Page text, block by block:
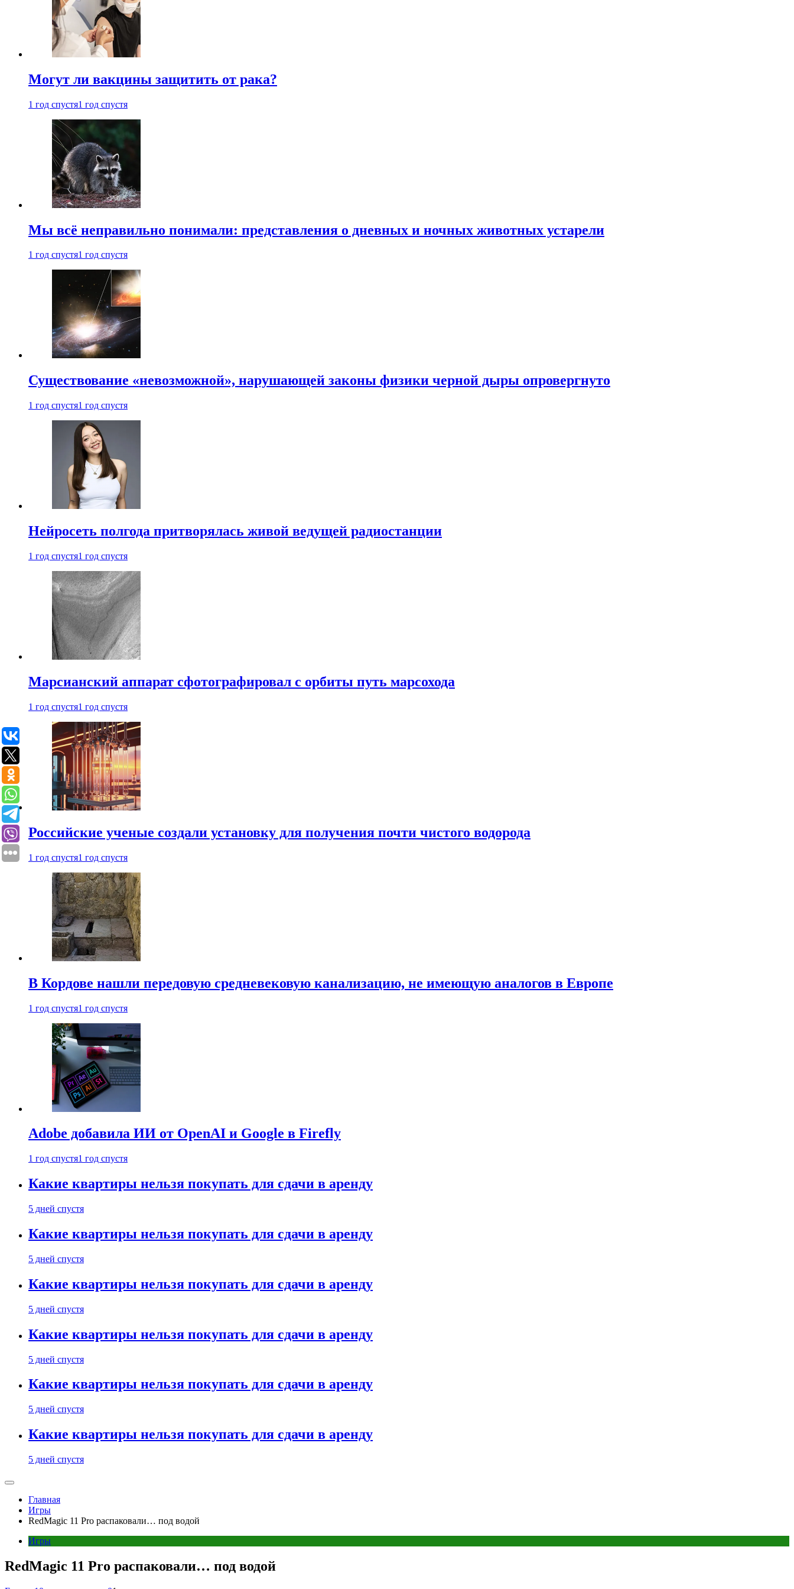
Могут ли вакцины защитить от рака?
1 год спустя1 год спустя
Мы всё неправильно понимали: представления о дневных и ночных животных устарели
1 год спустя1 год спустя
Существование «невозможной», нарушающей законы физики черной дыры опровергнуто
1 год спустя1 год спустя
Нейросеть полгода притворялась живой ведущей радиостанции
1 год спустя1 год спустя
Марсианский аппарат сфотографировал с орбиты путь марсохода
1 год спустя1 год спустя
Российские ученые создали установку для получения почти чистого водорода
1 год спустя1 год спустя
В Кордове нашли передовую средневековую канализацию, не имеющую аналогов в Европе
1 год спустя1 год спустя
Adobe добавила ИИ от OpenAI и Google в Firefly
1 год спустя1 год спустя
Какие квартиры нельзя покупать для сдачи в аренду
5 дней спустя
Какие квартиры нельзя покупать для сдачи в аренду
5 дней спустя
Какие квартиры нельзя покупать для сдачи в аренду
5 дней спустя
Какие квартиры нельзя покупать для сдачи в аренду
5 дней спустя
Какие квартиры нельзя покупать для сдачи в аренду
5 дней спустя
Какие квартиры нельзя покупать для сдачи в аренду
5 дней спустя
Главная
Игры
​​RedMagic 11 Pro распаковали… под водой
Игры
​​RedMagic 11 Pro распаковали… под водой